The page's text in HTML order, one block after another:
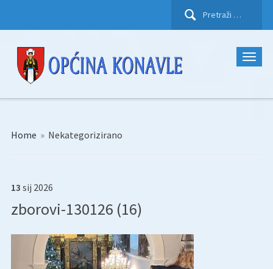
Pretraži:
Home » Nekategorizirano
13 sij 2026
zborovi-130126 (16)